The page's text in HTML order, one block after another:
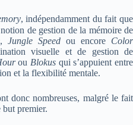
, indépendamment du fait que
de gestion de la mémoire de
, Jungle Speed ou encore Color
visuelle et de gestion de
ou Blokus qui s’appuient entre
et la flexibilité mentale.
donc nombreuses, malgré le fait
but premier.